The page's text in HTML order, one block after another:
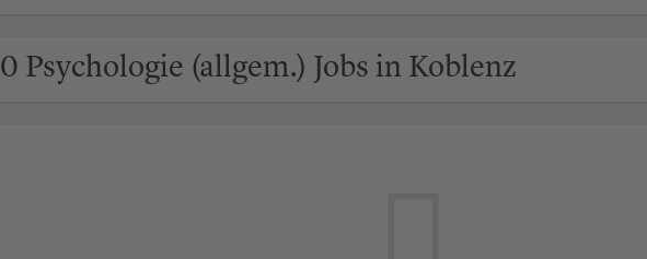
0 Psychologie (allgem.) Jobs in Koblenz